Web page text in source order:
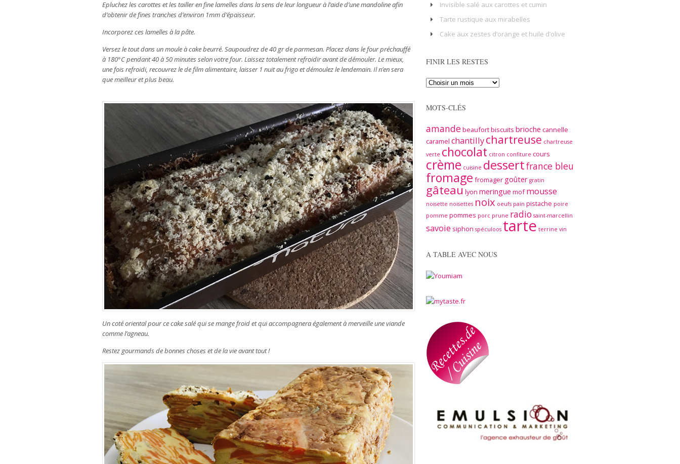
Epluchez les carottes et les tailler en fine lamelles dans la sens de leur longueur à l’aide d’une mandoline afin
d’obtenir de fines tranches d’environ 1mm d’épaisseur.
Incorporez ces lamelles à la pâte.
Versez le tout dans un moule à cake beurré. Saupoudrez de 40 gr de parmesan. Placez dans le four préchauffé
à 180°C pendant 40 à 50 minutes selon votre four. Laissez totalement refroidir avant de démouler. Le mieux,
une fois refroidi, recouvrez le de film alimentaire, laisser 1 nuit au frigo et démoulez le lendemain. Il n’en sera
que meilleur et plus beau.
Un coté oriental pour ce cake salé qui se mange froid et qui accompagnera également à merveille une viande
comme l’agneau.
Restez gourmands de bonnes choses et de la vie avant tout!
Invisible salé aux carottes et cumin
Tarte rustique aux mirabelles
Cake aux zestes d’orange et huile d’olive
FINIR LES RESTES
MOTS-CLÉS
amandebeaufortbiscuits brioche cannelle
caramel chantillychartreuse chartreuse
verte chocolat citron confiture cours
crème cuisine dessertfrance bleu
fromage fromager goûter gratin
gâteaulyon meringue mof mousse
noisette noisettes noix oeufs pain pistache poire
pomme pommes porc prune radio saint-marcellin
savoie siphon spéculoos tarte terrine vin
A TABLE AVEC NOUS